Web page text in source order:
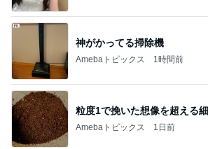
神がかってる掃除機
Amebaトピックス 1時間前
粒度1で挽いた想像を超える
Amebaトピックス 1日前